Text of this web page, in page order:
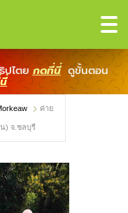
ปไตย กดที่นี่ ดูขั้นตอน
ค่าย
) จ.ชลบุรี